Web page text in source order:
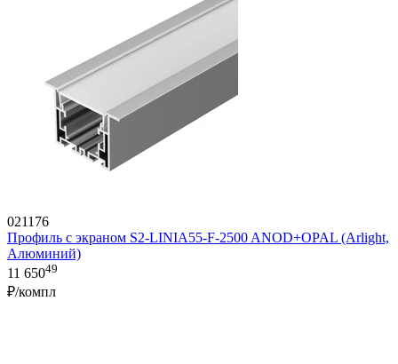
021176
Профиль с экраном S2-LINIA55-F-2500 ANOD+OPAL (Arlight,
Алюминий)
11 65049
₽/компл